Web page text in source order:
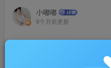
小嘟嘟
9个月前更新